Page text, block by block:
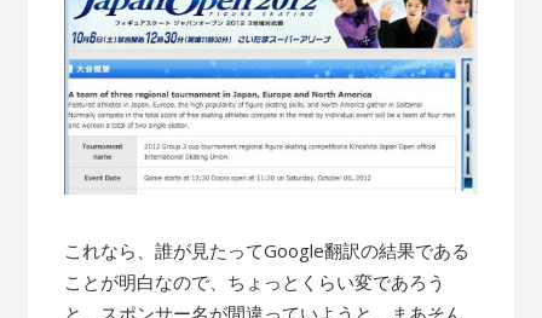
これなら、誰が見たってGoogle翻訳の結果である
ことが明白なので、ちょっとくらい変であろう
と、スポンサー名が間違っていようと、まあそん